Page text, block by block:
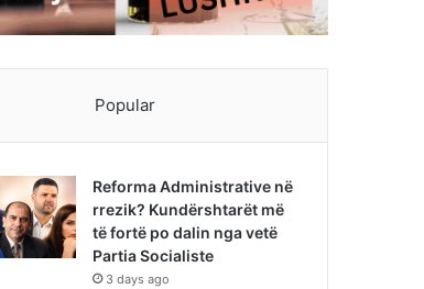
Popular
Reforma Administrative në
rrezik? Kundërshtarët më
të fortë po dalin nga vetë
Partia Socialiste
3 days ago